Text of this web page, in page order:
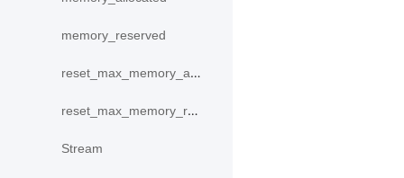
memory_reserved
reset_max_memory_allocated
reset_max_memory_reserved
Stream